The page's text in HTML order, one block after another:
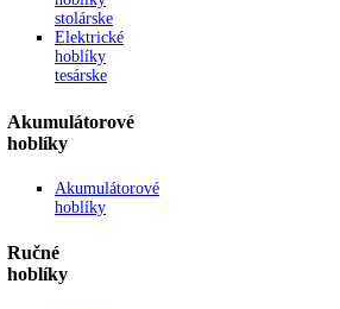
stolárske
Elektrické
hoblíky
tesárske
Akumulátorové
hoblíky
Akumulátorové
hoblíky
Ručné
hoblíky